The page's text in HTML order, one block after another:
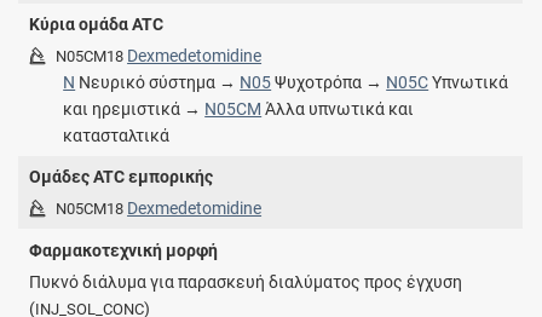
Κύρια ομάδα ATC
N05CM18 Dexmedetomidine
N Νευρικό σύστημα → N05Ψυχοτρόπα → N05CΥπνωτικά
και ηρεμιστικά → N05CM Άλλα υπνωτικά και
κατασταλτικά
Ομάδες ATC εμπορικής
N05CM18 Dexmedetomidine
Φαρμακοτεχνική μορφή
Πυκνό διάλυμα για παρασκευή διαλύματος προς έγχυση
(INJ_SOL_CONC)